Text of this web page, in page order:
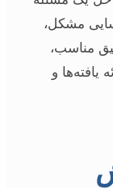
مشکل،
مناسب،
یافته‌ها و